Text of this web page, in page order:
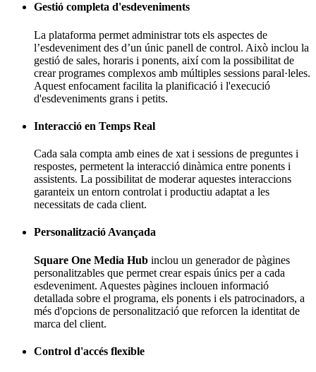
Gestió completa d'esdeveniments
La plataforma permet administrar tots els aspectes de
lʼesdeveniment des dʼun únic panell de control. Això inclou la
gestió de sales, horaris i ponents, així com la possibilitat de
crear programes complexos amb múltiples sessions paral·leles.
Aquest enfocament facilita la planificació i l'execució
d'esdeveniments grans i petits.
Interacció en Temps Real
Cada sala compta amb eines de xat i sessions de preguntes i
respostes, permetent la interacció dinàmica entre ponents i
assistents. La possibilitat de moderar aquestes interaccions
garanteix un entorn controlat i productiu adaptat a les
necessitats de cada client.
Personalització Avançada
Square One Media Hub inclou un generador de pàgines
personalitzables que permet crear espais únics per a cada
esdeveniment. Aquestes pàgines inclouen informació
detallada sobre el programa, els ponents i els patrocinadors, a
més d'opcions de personalització que reforcen la identitat de
marca del client.
Control d'accés flexible